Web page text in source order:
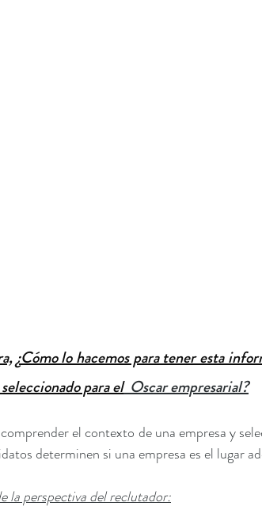
¿Cómo lo hacemos para tener esta
para el Oscar empresarial?
el contexto de una empresa y
determinen si una empresa es el lugar
la perspectiva del reclutador: